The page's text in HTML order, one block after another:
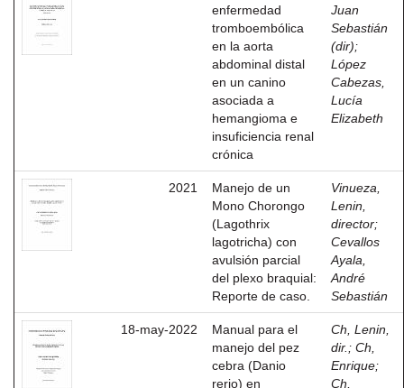
enfermedad
tromboembólica
en la aorta
abdominal distal
en un canino
asociada a
hemangioma e
insuficiencia renal
crónica
Juan
Sebastián
(dir);
López
Cabezas,
Lucía
Elizabeth
2021
Manejo de un
Mono Chorongo
(Lagothrix
lagotricha) con
avulsión parcial
del plexo braquial:
Reporte de caso.
Vinueza,
Lenin,
director;
Cevallos
Ayala,
André
Sebastián
18-may-2022
Manual para el
manejo del pez
cebra (Danio
rerio) en
Ch, Lenin,
dir. ; Ch,
Enrique;
Ch,